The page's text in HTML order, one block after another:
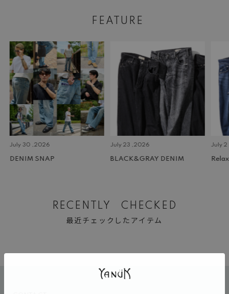
FEATURE
July 30 ,2026
DENIM SNAP
July 23 ,2026
BLACK&GRAY DENIM
July 2
Relax
RECENTLY CHECKED
最近チェックしたアイテム